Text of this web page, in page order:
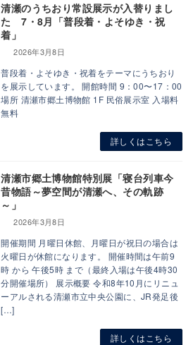
清瀬のうちおり常設展示が入替りまし
た 7・8月「普段着・よそゆき・祝
着」
2026年3月8日
普段着・よそゆき・祝着をテーマにうちおり
を展示しています。 開館時間 9：00〜17：00
場所 清瀬市郷土博物館 1F 民俗展示室 入場料
無料
詳しくはこちら
清瀬市郷土博物館特別展「寝台列車今
昔物語～夢空間が清瀬へ、その軌跡
～」
2026年3月8日
開催期間 月曜日休館、月曜日が祝日の場合は
火曜日が休館になります。 開催時間は午前9
時 から 午後5時 まで（最終入場は午後4時30
分開催場所） 展示概要 令和8年10月にリニュ
ーアルされる清瀬市立中央公園に、JR発足後
[…]
詳しくはこちら